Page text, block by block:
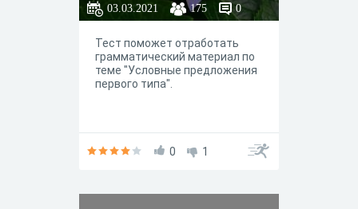
03.03.2021 175 0
Тест поможет отработать
грамматический материал по
теме "Условные предложения
первого типа".
0 1